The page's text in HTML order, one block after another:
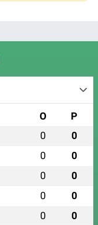
O P
0 0
0 0
0 0
0 0
0 0